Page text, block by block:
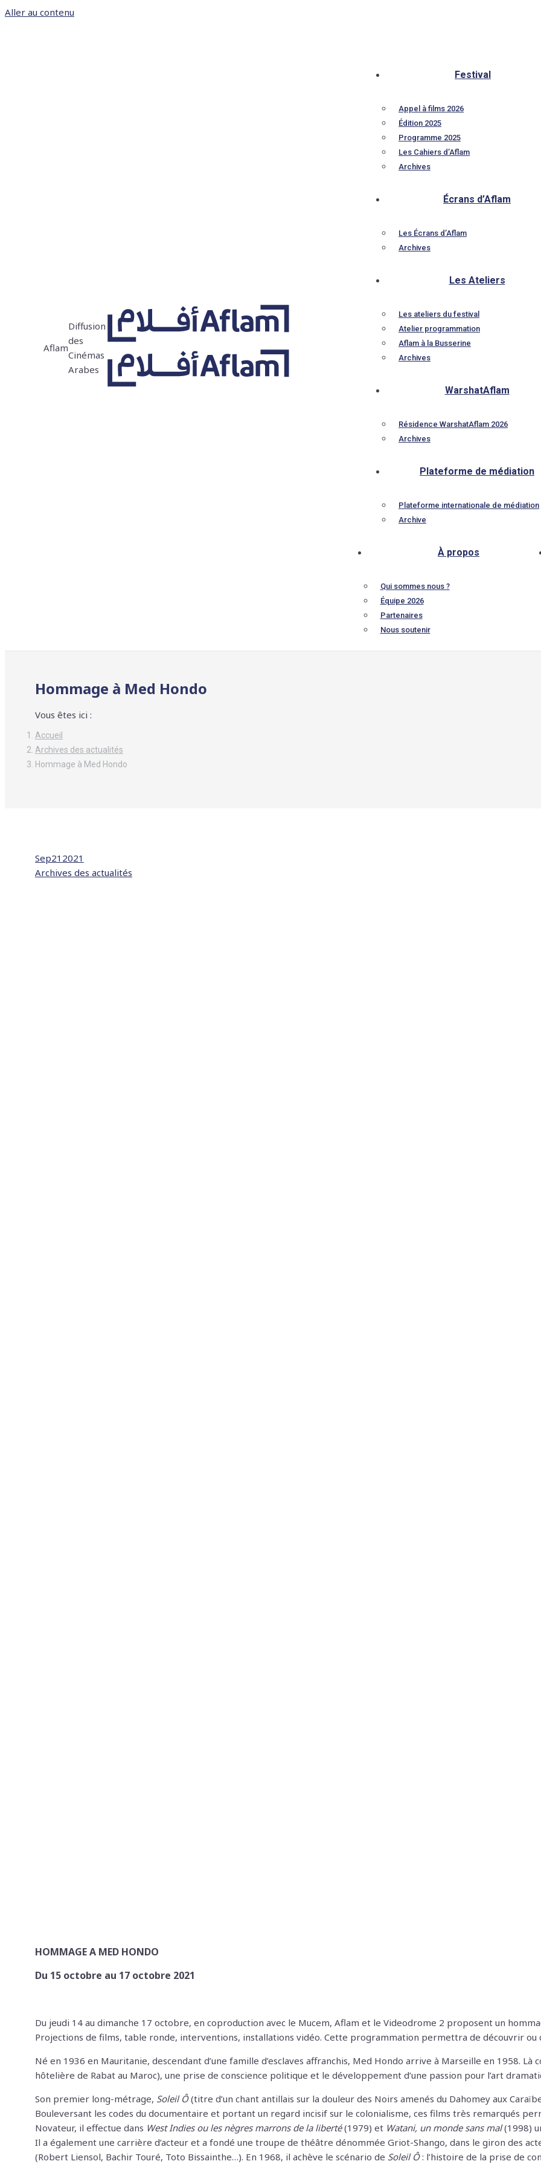
Aller au contenu
Aflam
Diffusion
des
Cinémas
Arabes
Festival
Appel à films 2026
Édition 2025
Programme 2025
Les Cahiers d’Aflam
Archives
Écrans d’Aflam
Les Écrans d’Aflam
Archives
Les Ateliers
Les ateliers du festival
Atelier programmation
Aflam à la Busserine
Archives
WarshatAflam
Résidence WarshatAflam 2026
Archives
Plateforme de médiation
Plateforme internationale de médiation
Archive
À propos
Qui sommes nous ?
Équipe 2026
Partenaires
Nous soutenir
Hommage à Med Hondo
Vous êtes ici :
Accueil
Archives des actualités
Hommage à Med Hondo
Sep21 2021
Archives des actualités
HOMMAGE A MED HONDO
Du 15 octobre au 17 octobre 2021
Du jeudi 14 au dimanche 17 octobre, en coproduction avec le Mucem, Aflam et le Videodrome 2 proposent un
Projections de films, table ronde, interventions, installations vidéo. Cette programmation permettra de découvrir ou
Né en 1936 en Mauritanie, descendant d’une famille d’esclaves affranchis, Med Hondo arrive à Marseille en 1958.
hôtelière de Rabat au Maroc), une prise de conscience politique et le développement d’une passion pour l’art
Son premier long-métrage, Soleil Ô(titre d’un chant antillais sur la douleur des Noirs amenés du Dahomey aux
Bouleversant les codes du documentaire et portant un regard incisif sur le colonialisme, ces films très remarqués
Novateur, il effectue dans West Indies ou les nègres marrons de la liberté(1979) et Watani, un monde sans mal(1998)
Il a également une carrière d’acteur et a fondé une troupe de théâtre dénommée Griot-Shango, dans le giron des
(Robert Liensol, Bachir Touré, Toto Bissainthe…). En 1968, il achève le scénario de Soleil Ô: l’histoire de la prise de